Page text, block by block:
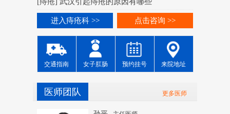
[痔疮] 武汉引起痔疮的原因有哪些
进入痔疮科 >> 点击咨询 >>
交通指南 女子肛肠 预约挂号 来院地址
更多医师
医师团队